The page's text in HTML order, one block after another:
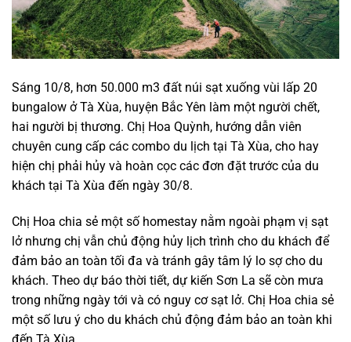
Sáng 10/8, hơn 50.000 m3 đất núi sạt xuống vùi lấp 20
bungalow ở Tà Xùa, huyện Bắc Yên làm một người chết,
hai người bị thương. Chị Hoa Quỳnh, hướng dẫn viên
chuyên cung cấp các combo du lịch tại Tà Xùa, cho hay
hiện chị phải hủy và hoàn cọc các đơn đặt trước của du
khách tại Tà Xùa đến ngày 30/8.
Chị Hoa chia sẻ một số homestay nằm ngoài phạm vị sạt
lở nhưng chị vẫn chủ động hủy lịch trình cho du khách để
đảm bảo an toàn tối đa và tránh gây tâm lý lo sợ cho du
khách. Theo dự báo thời tiết, dự kiến Sơn La sẽ còn mưa
trong những ngày tới và có nguy cơ sạt lở. Chị Hoa chia sẻ
một số lưu ý cho du khách chủ động đảm bảo an toàn khi